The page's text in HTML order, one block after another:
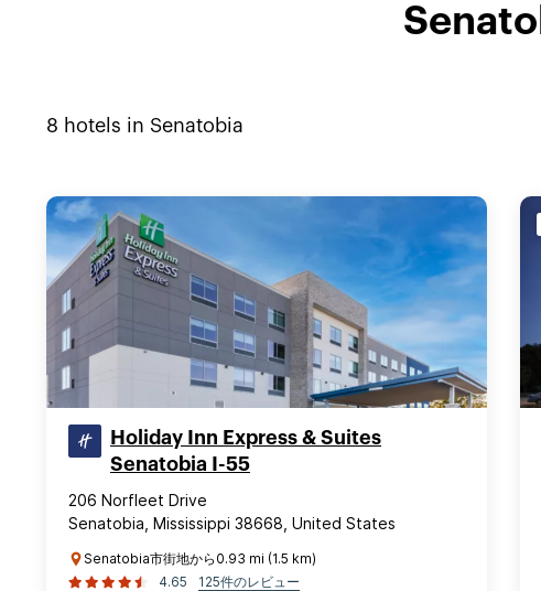
8 hotels in Senatobia
Holiday Inn Express & Suites
Senatobia I-55
206 Norfleet Drive
Senatobia, Mississippi 38668, United States
Senatobia市街地から0.93 mi (1.5 km)
4.65
125件のレビュー